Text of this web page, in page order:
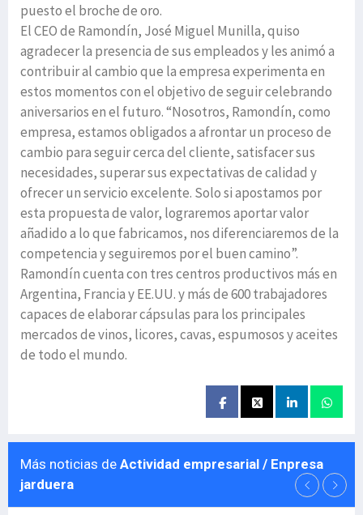
puesto el broche de oro.
El CEO de Ramondín, José Miguel Munilla, quiso
agradecer la presencia de sus empleados y les animó a
contribuir al cambio que la empresa experimenta en
estos momentos con el objetivo de seguir celebrando
aniversarios en el futuro. “Nosotros, Ramondín, como
empresa, estamos obligados a afrontar un proceso de
cambio para seguir cerca del cliente, satisfacer sus
necesidades, superar sus expectativas de calidad y
ofrecer un servicio excelente. Solo si apostamos por
esta propuesta de valor, lograremos aportar valor
añadido a lo que fabricamos, nos diferenciaremos de la
competencia y seguiremos por el buen camino”.
Ramondín cuenta con tres centros productivos más en
Argentina, Francia y EE.UU. y más de 600 trabajadores
capaces de elaborar cápsulas para los principales
mercados de vinos, licores, cavas, espumosos y aceites
de todo el mundo.
Más noticias de Actividad empresarial / Enpresa
jarduera